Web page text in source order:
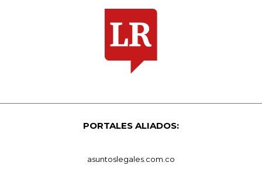
PORTALES ALIADOS:
asuntoslegales.com.co